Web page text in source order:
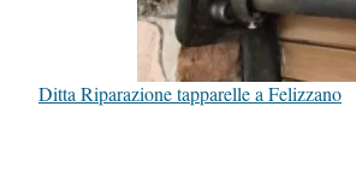
Ditta Riparazione tapparelle a Felizzano